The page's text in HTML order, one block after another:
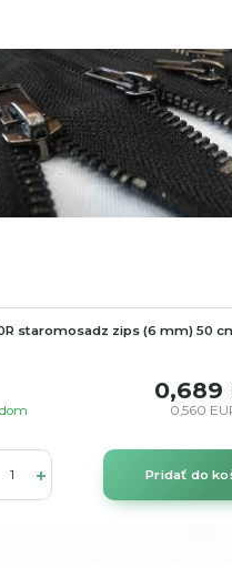
staromosadz zips (6 mm) 50
0,689
0,560
Pridať do